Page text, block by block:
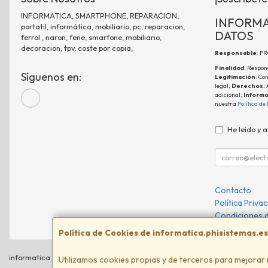
Política de Cookies de informatica.phisistemas.es
Utilizamos cookies propias y de terceros para mejorar
INFORMATICA, SMARTPHONE, REPARACION,
portatil, informática, mobiliario, pc, reparacion,
ferrol , naron, fene, smarfone, mobiliario,
decoracion, tpv, coste por copia,
Síguenos en:
DATOS
Responsable:
Finalidad:
Legitimación:
legal; Derechos:
adicional;
nuestra Política
He leído y
Contacto
Política
Condiciones
informatica.phisistemas.es © 2026